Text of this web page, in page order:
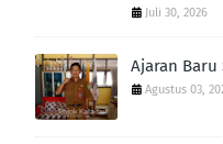
Juli 30, 2026
Ajaran Baru
Agustus 03,